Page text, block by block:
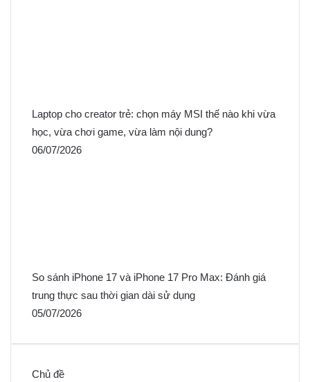
Laptop cho creator trẻ: chọn máy MSI thế nào khi vừa
học, vừa chơi game, vừa làm nội dung?
06/07/2026
So sánh iPhone 17 và iPhone 17 Pro Max: Đánh giá
trung thực sau thời gian dài sử dụng
05/07/2026
Chủ đề